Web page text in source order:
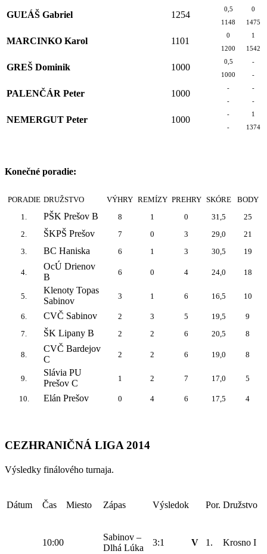
GUĽÁŠ Gabriel 1254
0,5
0
1148
1475
MARCINKO Karol 1101
0
1
1200
1542
GREŠ Dominik 1000
0,5
-
1000
-
PALENČÁR Peter 1000
-
-
-
-
NEMERGUT Peter 1000
-
1
-
1374
Konečné poradie:
PORADIE DRUŽSTVO VÝHRY REMÍZY PREHRY SKÓRE
BODY
1.
PŠK Prešov B 8 1 0 31,5
25
2.
ŠKPŠ Prešov 7 0 3 29,0
21
3.
BC Haniska 6 1 3 30,5 19
4.
OcÚ Drienov
B
6 0 4 24,0 18
5.
Klenoty Topas
Sabinov
3 1 6 16,5 10
6. CVČ Sabinov 2 3 5 19,5
9
7.
ŠK Lipany B 2 2 6 20,5 8
8.
CVČ Bardejov
C
2 2 6 19,0 8
9.
Slávia PU
Prešov C
1 2 7 17,0 5
10. Elán Prešov 0 4 6 17,5 4
CEZHRANIČNÁ LIGA 2014
Výsledky finálového turnaja.
Dátum Čas Miesto Zápas Výsledok Por. Družstvo
10:00
Sabinov –
Dlhá Lúka
3:1 V 1. Krosno I